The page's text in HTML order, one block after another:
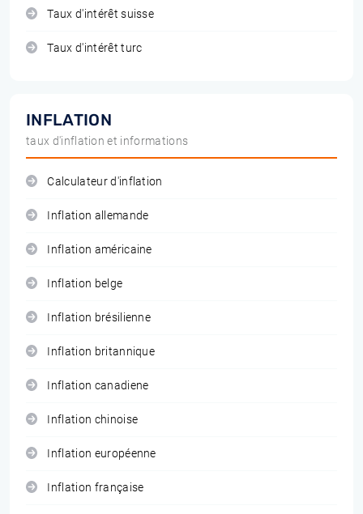
Taux d'intérêt suisse
Taux d'intérêt turc
INFLATION
taux d'inflation et informations
Calculateur d'inflation
Inflation allemande
Inflation américaine
Inflation belge
Inflation brésilienne
Inflation britannique
Inflation canadiene
Inflation chinoise
Inflation européenne
Inflation française